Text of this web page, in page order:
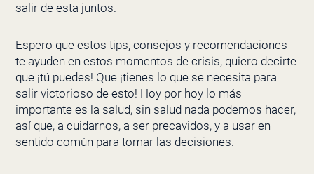
salir de esta juntos.
Espero que estos tips, consejos y recomendaciones
te ayuden en estos momentos de crisis, quiero decirte
que ¡tú puedes! Que ¡tienes lo que se necesita para
salir victorioso de esto! Hoy por hoy lo más
importante es la salud, sin salud nada podemos hacer,
así que, a cuidarnos, a ser precavidos, y a usar en
sentido común para tomar las decisiones.